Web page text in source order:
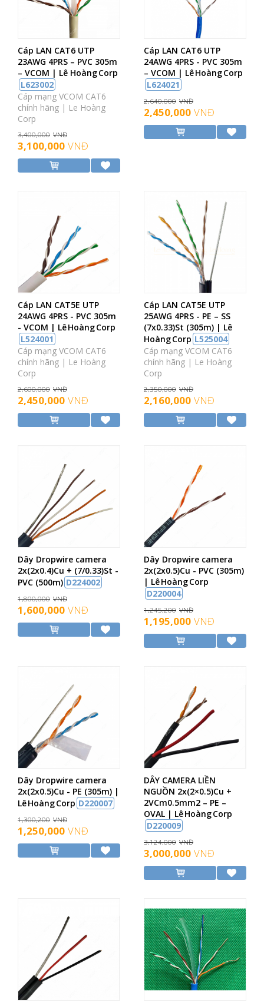
Cáp LAN CAT6 UTP
23AWG 4PRS – PVC 305m
– VCOM | Lê Hoàng Corp
L623002
Cáp mạng VCOM CAT6
chính hãng | Le Hoàng
Corp
3,400,000 VNĐ
3,100,000 VNĐ
Cáp LAN CAT6 UTP
24AWG 4PRS - PVC 305m
– VCOM | Lê Hoàng Corp
L624021
2,640,000 VNĐ
2,450,000 VNĐ
Cáp LAN CAT5E UTP
24AWG 4PRS - PVC 305m
- VCOM | Lê Hoàng Corp
L524001
Cáp mạng VCOM CAT6
chính hãng | Le Hoàng
Corp
2,600,000 VNĐ
2,450,000 VNĐ
Cáp LAN CAT5E UTP
25AWG 4PRS - PE – SS
(7x0.33)St (305m) | Lê
Hoàng Corp L525004
Cáp mạng VCOM CAT6
chính hãng | Le Hoàng
Corp
2,350,000 VNĐ
2,160,000 VNĐ
Dây Dropwire camera
2x(2x0.4)Cu + (7/0.33)St -
PVC (500m) D224002
1,800,000 VNĐ
1,600,000 VNĐ
Dây Dropwire camera
2x(2x0.5)Cu - PVC (305m)
| Lê Hoàng Corp
D220004
1,245,200 VNĐ
1,195,000 VNĐ
Dây Dropwire camera
2x(2x0.5)Cu - PE (305m) |
Lê Hoàng Corp D220007
1,300,200 VNĐ
1,250,000 VNĐ
DÂY CAMERA LIỀN
NGUỒN 2x(2×0.5)Cu +
2VCm0.5mm2 – PE –
OVAL | Lê Hoàng Corp
D220009
3,124,000 VNĐ
3,000,000 VNĐ